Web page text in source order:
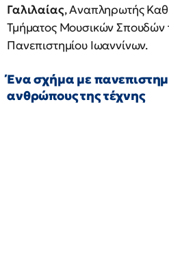
Γαλιλαίας, Αναπληρωτής
Τμήματος Μουσικών Σπουδών
Πανεπιστημίου Ιωαννίνων.
Ένα σχήμα με
ανθρώπους της τέχνης